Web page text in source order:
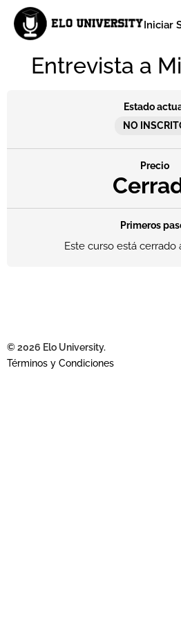
Iniciar
Entrevista a
Estado
NO
Precio
Primeros
Este curso está
© 2026 Elo University.
Términos y Condiciones